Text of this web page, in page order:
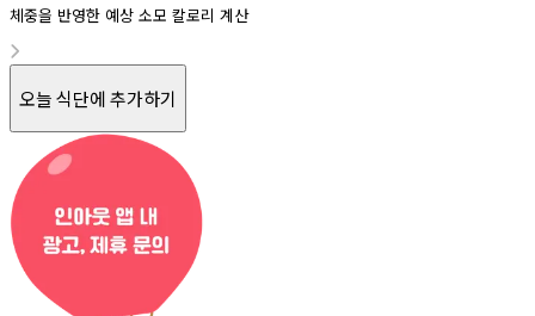
체중을 반영한 예상 소모 칼로리 계산
오늘 식단에 추가하기